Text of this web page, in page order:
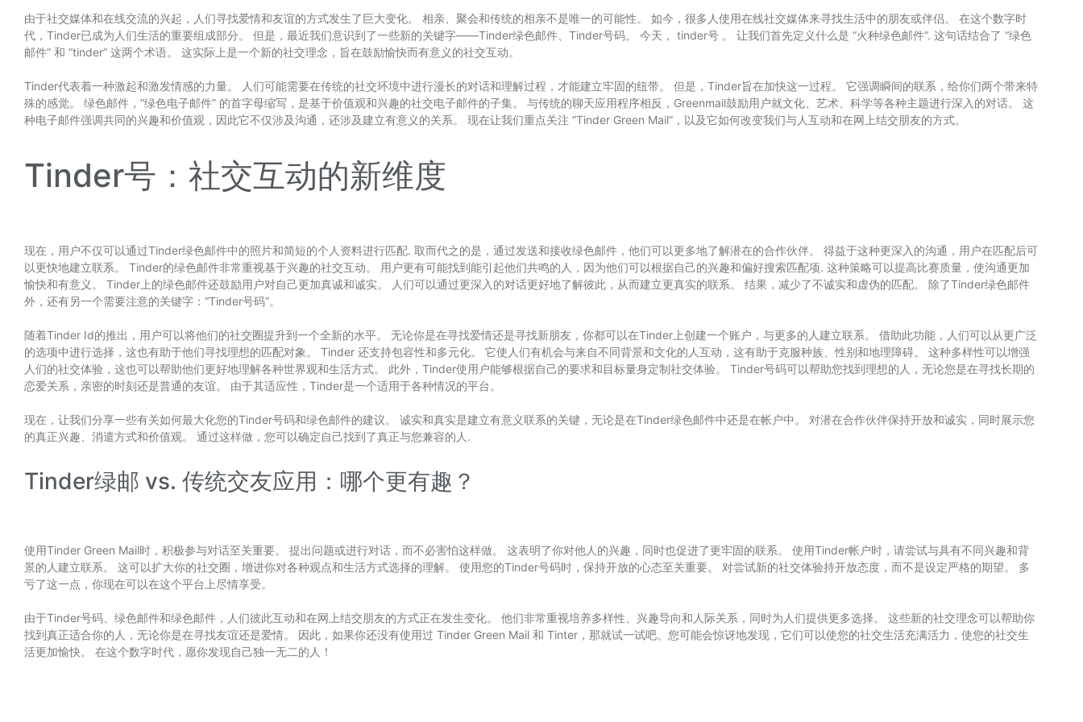
由于社交媒体和在线交流的兴起，人们寻找爱情和友谊的方式发生了巨大变化。 相亲、聚会和传统的相亲不是唯一的可能性。 如今，很多人使用在线社交媒体来寻找生活中的朋友或伴侣。 在这个数字时
代，Tinder已成为人们生活的重要组成部分。 但是，最近我们意识到了一些新的关键字——Tinder绿色邮件、Tinder号码。 今天， tinder号 。 让我们首先定义什么是 “火种绿色邮件”. 这句话结合了 “绿色
邮件” 和 “tinder” 这两个术语。 这实际上是一个新的社交理念，旨在鼓励愉快而有意义的社交互动。
Tinder代表着一种激起和激发情感的力量。 人们可能需要在传统的社交环境中进行漫长的对话和理解过程，才能建立牢固的纽带。 但是，Tinder旨在加快这一过程。 它强调瞬间的联系，给你们两个带来特
殊的感觉。 绿色邮件，“绿色电子邮件” 的首字母缩写，是基于价值观和兴趣的社交电子邮件的子集。 与传统的聊天应用程序相反，Greenmail鼓励用户就文化、艺术、科学等各种主题进行深入的对话。 这
种电子邮件强调共同的兴趣和价值观，因此它不仅涉及沟通，还涉及建立有意义的关系。 现在让我们重点关注 “Tinder Green Mail”，以及它如何改变我们与人互动和在网上结交朋友的方式。
Tinder号：社交互动的新维度
现在，用户不仅可以通过Tinder绿色邮件中的照片和简短的个人资料进行匹配. 取而代之的是，通过发送和接收绿色邮件，他们可以更多地了解潜在的合作伙伴。 得益于这种更深入的沟通，用户在匹配后可
以更快地建立联系。 Tinder的绿色邮件非常重视基于兴趣的社交互动。 用户更有可能找到能引起他们共鸣的人，因为他们可以根据自己的兴趣和偏好搜索匹配项. 这种策略可以提高比赛质量，使沟通更加
愉快和有意义。 Tinder上的绿色邮件还鼓励用户对自己更加真诚和诚实。 人们可以通过更深入的对话更好地了解彼此，从而建立更真实的联系。 结果，减少了不诚实和虚伪的匹配。 除了Tinder绿色邮件
外，还有另一个需要注意的关键字：“Tinder号码”。
随着Tinder Id的推出，用户可以将他们的社交圈提升到一个全新的水平。 无论你是在寻找爱情还是寻找新朋友，你都可以在Tinder上创建一个账户，与更多的人建立联系。 借助此功能，人们可以从更广泛
的选项中进行选择，这也有助于他们寻找理想的匹配对象。 Tinder 还支持包容性和多元化。 它使人们有机会与来自不同背景和文化的人互动，这有助于克服种族、性别和地理障碍。 这种多样性可以增强
人们的社交体验，这也可以帮助他们更好地理解各种世界观和生活方式。 此外，Tinder使用户能够根据自己的要求和目标量身定制社交体验。 Tinder号码可以帮助您找到理想的人，无论您是在寻找长期的
恋爱关系，亲密的时刻还是普通的友谊。 由于其适应性，Tinder是一个适用于各种情况的平台。
现在，让我们分享一些有关如何最大化您的Tinder号码和绿色邮件的建议。 诚实和真实是建立有意义联系的关键，无论是在Tinder绿色邮件中还是在帐户中。 对潜在合作伙伴保持开放和诚实，同时展示您
的真正兴趣、消遣方式和价值观。 通过这样做，您可以确定自己找到了真正与您兼容的人.
Tinder绿邮 vs. 传统交友应用：哪个更有趣？
使用Tinder Green Mail时，积极参与对话至关重要。 提出问题或进行对话，而不必害怕这样做。 这表明了你对他人的兴趣，同时也促进了更牢固的联系。 使用Tinder帐户时，请尝试与具有不同兴趣和背
景的人建立联系。 这可以扩大你的社交圈，增进你对各种观点和生活方式选择的理解。 使用您的Tinder号码时，保持开放的心态至关重要。 对尝试新的社交体验持开放态度，而不是设定严格的期望。 多
亏了这一点，你现在可以在这个平台上尽情享受。
由于Tinder号码、绿色邮件和绿色邮件，人们彼此互动和在网上结交朋友的方式正在发生变化。 他们非常重视培养多样性、兴趣导向和人际关系，同时为人们提供更多选择。 这些新的社交理念可以帮助你
找到真正适合你的人，无论你是在寻找友谊还是爱情。 因此，如果你还没有使用过 Tinder Green Mail 和 Tinter，那就试一试吧。您可能会惊讶地发现，它们可以使您的社交生活充满活力，使您的社交生
活更加愉快。 在这个数字时代，愿你发现自己独一无二的人！